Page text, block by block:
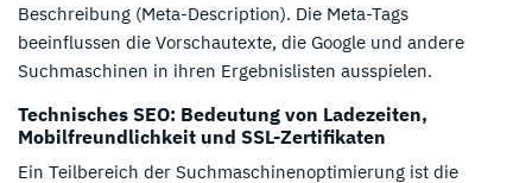
Beschreibung (Meta-Description). Die Meta-Tags
beeinflussen die Vorschautexte, die Google und andere
Suchmaschinen in ihren Ergebnislisten ausspielen.
Technisches SEO: Bedeutung von Ladezeiten,
Mobilfreundlichkeit und SSL-Zertifikaten
Ein Teilbereich der Suchmaschinenoptimierung ist die